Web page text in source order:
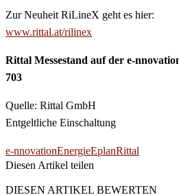
Zur Neuheit RiLineX geht es hier:
www.rittal.at/rilinex
Rittal Messestand auf der e-
703
Quelle: Rittal GmbH
Entgeltliche Einschaltung
e-nnovationEnergieEplanRittal
Diesen Artikel teilen
DIESEN ARTIKEL BEWERTEN